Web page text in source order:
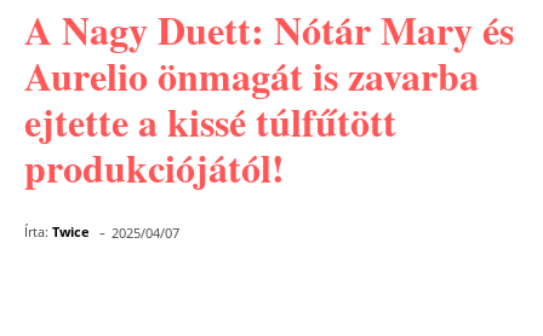
A Nagy Duett: Nótár Mary és
Aurelio önmagát is zavarba
ejtette a kissé túlfűtött
produkciójától!
Írta: Twice - 2025/04/07